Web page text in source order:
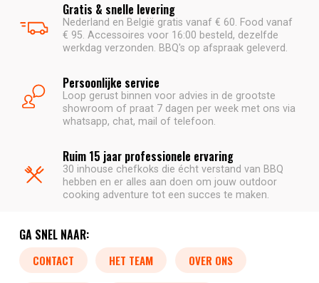
Gratis & snelle levering
Nederland en België gratis vanaf € 60. Food vanaf
€ 95. Accessoires voor 16:00 besteld, dezelfde
werkdag verzonden. BBQ's op afspraak geleverd.
Persoonlijke service
Loop gerust binnen voor advies in de grootste
showroom of praat 7 dagen per week met ons via
whatsapp, chat, mail of telefoon.
Ruim 15 jaar professionele ervaring
30 inhouse chefkoks die écht verstand van BBQ
hebben en er alles aan doen om jouw outdoor
cooking adventure tot een succes te maken.
GA SNEL NAAR:
CONTACT HET TEAM OVER ONS